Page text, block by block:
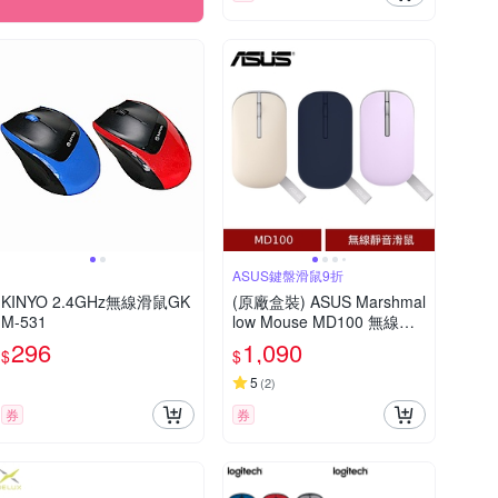
KINYO 2.4GHz無線滑鼠GK
M-531
$296
券
ASUS鍵盤滑鼠9折
(原廠盒裝) ASUS Marshmal
low Mouse MD100 無線靜
音滑鼠
$1,090
5 (2)
券